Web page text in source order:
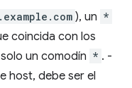
), un *
coincida con los
un comodín * . -
host, debe ser el